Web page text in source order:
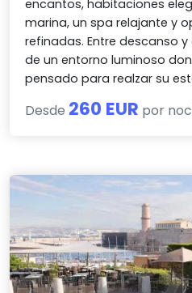
encantos, habitaciones
marina, un spa relajante y
refinadas. Entre descanso
de un entorno luminoso
pensado para realzar su
Desde 260 EUR por